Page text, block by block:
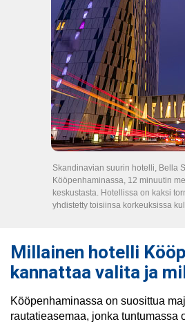
Skandinavian suurin hotelli, Bella
Kööpenhaminassa, 12 minuutin
keskustasta. Hotellissa on kaksi
yhdistetty toisiinsa korkeuksissa
Millainen hotelli
kannattaa valita ja
Kööpenhaminassa on suosittua
rautatieasemaa, jonka tuntumassa